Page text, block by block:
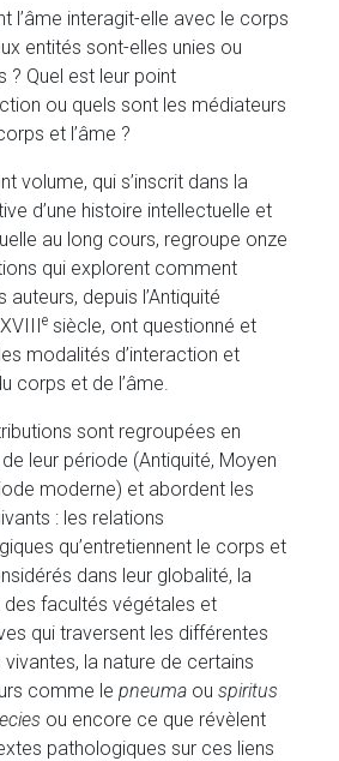
l’âme interagit-elle avec le corps
entités sont-elles unies ou
? Quel est leur point
ou quels sont les médiateurs
et l’âme ?
volume, qui s’inscrit dans la
d’une histoire intellectuelle et
au long cours, regroupe onze
qui explorent comment
auteurs, depuis l’Antiquité
e siècle, ont questionné et
modalités d’interaction et
corps et de l’âme.
sont regroupées en
leur période (Antiquité, Moyen
moderne) et abordent les
: les relations
qu’entretiennent le corps et
dans leur globalité, la
des facultés végétales et
qui traversent les différentes
la nature de certains
comme le pneuma ou spiritus
ou encore ce que révèlent
pathologiques sur ces liens